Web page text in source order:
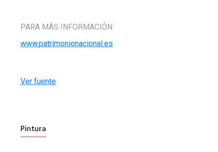
PARA MÁS INFORMACIÓN:
www.patrimonionacional.es
Ver fuente
Pintura